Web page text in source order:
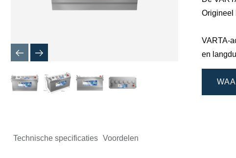
Origineel
VARTA-
en
Technische specificaties Voordelen